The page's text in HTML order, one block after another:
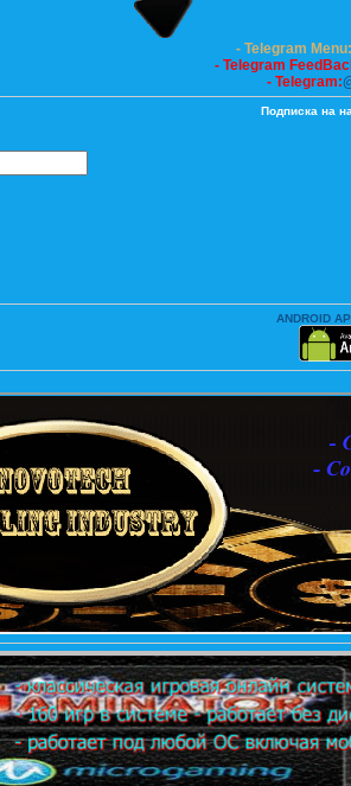
- Telegram Menu:
- Telegram
- Telegram:
Подписка на
ANDROID